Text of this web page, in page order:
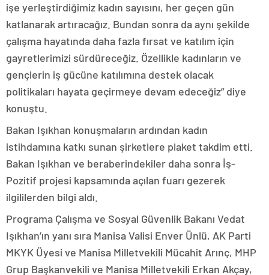
işe yerleştirdiğimiz kadın sayısını, her geçen gün
katlanarak artıracağız. Bundan sonra da aynı şekilde
çalışma hayatında daha fazla fırsat ve katılım için
gayretlerimizi sürdüreceğiz. Özellikle kadınların ve
gençlerin iş gücüne katılımına destek olacak
politikaları hayata geçirmeye devam edeceğiz” diye
konuştu.
Bakan Işıkhan konuşmaların ardından kadın
istihdamına katkı sunan şirketlere plaket takdim etti.
Bakan Işıkhan ve beraberindekiler daha sonra İş-
Pozitif projesi kapsamında açılan fuarı gezerek
ilgililerden bilgi aldı.
Programa Çalışma ve Sosyal Güvenlik Bakanı Vedat
Işıkhan’ın yanı sıra Manisa Valisi Enver Ünlü, AK Parti
MKYK Üyesi ve Manisa Milletvekili Mücahit Arınç, MHP
Grup Başkanvekili ve Manisa Milletvekili Erkan Akçay,